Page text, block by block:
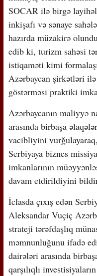
SOCAR ilə birgə
inkişafı və sənaye
hazırda müzakirə
edib ki, turizm sahəsi
istiqaməti kimi
Azərbaycan şirkətləri
göstərməsi praktiki
Azərbaycanın maliyyə
arasında birbaşa
vacibliyini
Serbiyaya biznes
imkanlarının
davam etdirildiyini
İclasda çıxış edən
Aleksandar Vuçiç
strateji tərəfdaşlıq
məmnunluğunu ifadə
dairələri arasında
qarşılıqlı